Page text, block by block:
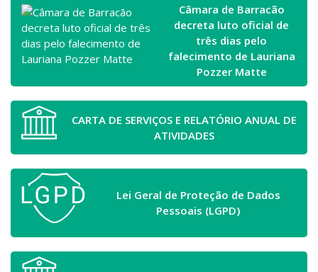
Câmara de Barracão
decreta luto oficial de
três dias pelo
falecimento de Lauriana
Pozzer Matte
CARTA DE SERVIÇOS E RELATÓRIO ANUAL DE
ATIVIDADES
Lei Geral de Proteção de Dados
Pessoais (LGPD)